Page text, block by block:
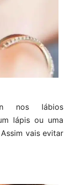
nos lábios
lápis ou uma
vais evitar